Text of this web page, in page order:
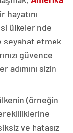
hayatını
ülkelerinde
seyahat etmek
güvence
adımını sizin
(örneğin
ve hatasız